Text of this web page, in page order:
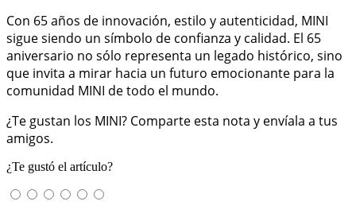
Con 65 años de innovación, estilo y autenticidad, MINI
sigue siendo un símbolo de confianza y calidad. El 65
aniversario no sólo representa un legado histórico, sino
que invita a mirar hacia un futuro emocionante para la
comunidad MINI de todo el mundo.
¿Te gustan los MINI? Comparte esta nota y envíala a tus
amigos.
¿Te gustó el artículo?